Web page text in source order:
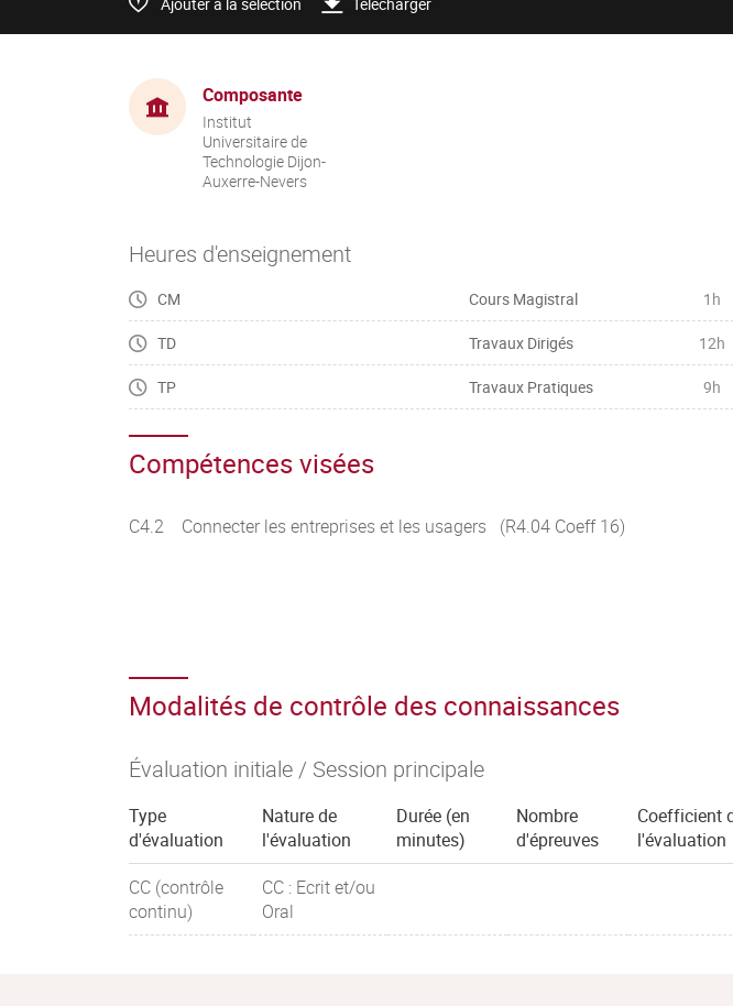
Composante
Institut
Universitaire de
Technologie Dijon-
Auxerre-Nevers
Heures d'enseignement
CM Cours Magistral 1h
TD Travaux Dirigés 12h
TP Travaux Pratiques 9h
Compétences visées
C4.2 Connecter les entreprises et les usagers (R4.04 Coeff 16)
Modalités de contrôle des connaissances
Évaluation initiale / Session principale
Type
d'évaluation
Nature de
l'évaluation
Durée (en
minutes)
Nombre
d'épreuves
Coefficient
l'évaluation
CC (contrôle
continu)
CC : Ecrit et/ou
Oral